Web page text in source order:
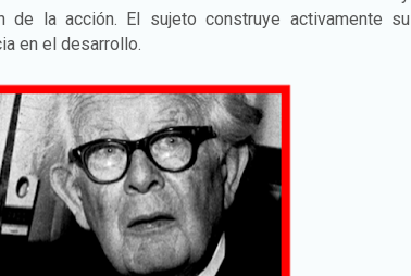
de la acción. El sujeto construye activamente su
en el desarrollo.